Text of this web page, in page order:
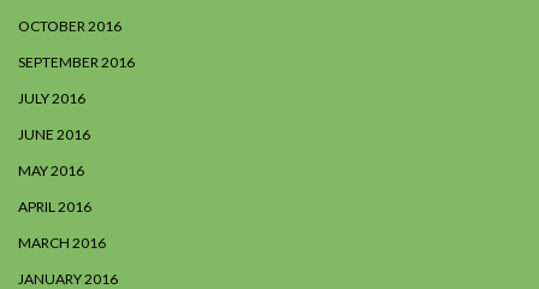
OCTOBER 2016
SEPTEMBER 2016
JULY 2016
JUNE 2016
MAY 2016
APRIL 2016
MARCH 2016
JANUARY 2016